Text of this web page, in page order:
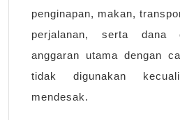
penginapan, makan,
perjalanan, serta dana
anggaran utama dengan
tidak digunakan
mendesak.